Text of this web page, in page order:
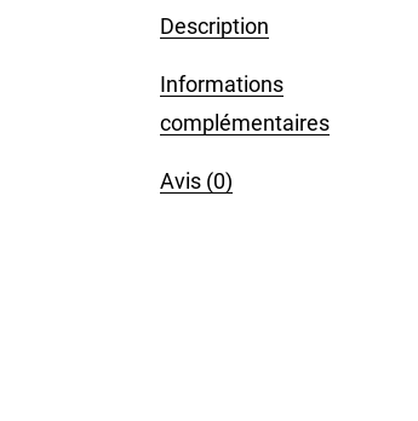
Description
Informations
complémentaires
Avis (0)